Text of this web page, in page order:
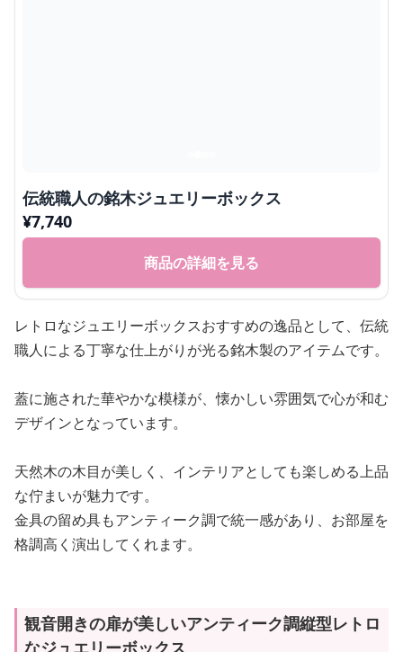
伝統職人の銘木ジュエリーボックス
¥7,740
商品の詳細を見る
レトロなジュエリーボックスおすすめの逸品として、伝統
職人による丁寧な仕上がりが光る銘木製のアイテムです。
蓋に施された華やかな模様が、懐かしい雰囲気で心が和む
デザインとなっています。
天然木の木目が美しく、インテリアとしても楽しめる上品
な佇まいが魅力です。
金具の留め具もアンティーク調で統一感があり、お部屋を
格調高く演出してくれます。
観音開きの扉が美しいアンティーク調縦型レトロ